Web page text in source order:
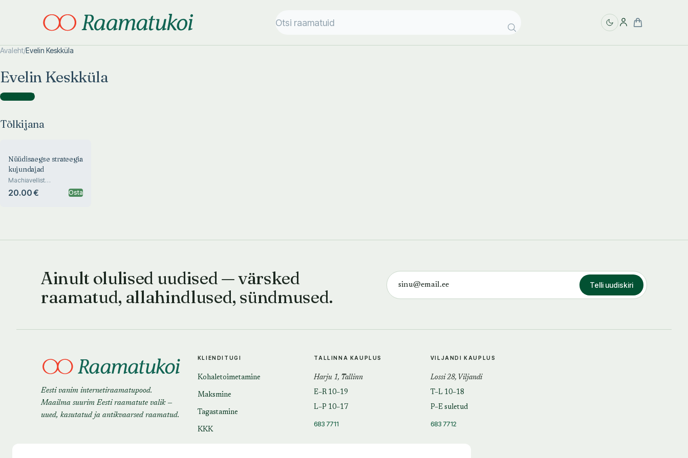
Avaleht/Evelin Keskküla
Evelin Keskküla
Tõlkijana )
Tõlkijana
Nüüdisaegse strateegia
kujundajad
Machiavellist
tuumaajastuni
20.00 € Osta
Ainult olulised uudised — värsked
raamatud, allahindlused, sündmused.
Telli uudiskiri
Eesti vanim internetiraamatupood.
Maailma suurim Eesti raamatute valik —
uued, kasutatud ja antikvaarsed raamatud.
KLIENDITUGI
Kohaletoimetamine
Maksmine
Tagastamine
KKK
TALLINNA KAUPLUS
Harju 1, Tallinn
E–R 10–19
L–P 10–17
683 7711
VILJANDI KAUPLUS
Lossi 28, Viljandi
T–L 10–18
P–E suletud
683 7712